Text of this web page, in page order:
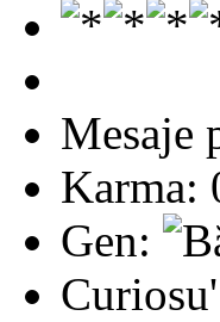
Mesaje
Karma:
Gen:
Curiosu'